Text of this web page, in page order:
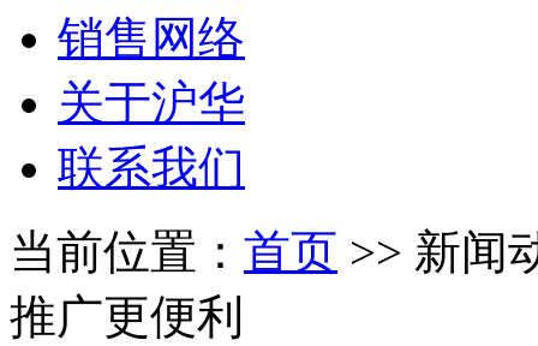
销售网络
关于沪华
联系我们
当前位置： 首页 >> 新闻
推广更便利